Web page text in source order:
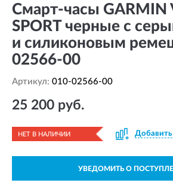
Смарт-часы GARMIN
SPORT черные с
и силиконовым
02566-00
Артикул: 010-02566-00
25 200 руб.
НЕТ В НАЛИЧИИ Добавить
УВЕДОМИТЬ О